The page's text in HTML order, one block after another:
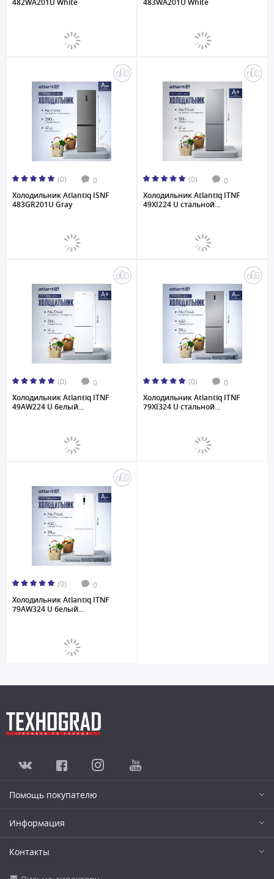
(0) 0
Холодильник Atlantiq ISNF
483GR201U Gray
(0) 0
Холодильник Atlantiq ITNF
49XI224 U стальной...
(0) 0
Холодильник Atlantiq ITNF
49AW224 U белый...
(0) 0
Холодильник Atlantiq ITNF
79XI324 U стальной...
(0) 0
Холодильник Atlantiq ITNF
79AW324 U белый...
Помощь покупателю
Информация
Контакты